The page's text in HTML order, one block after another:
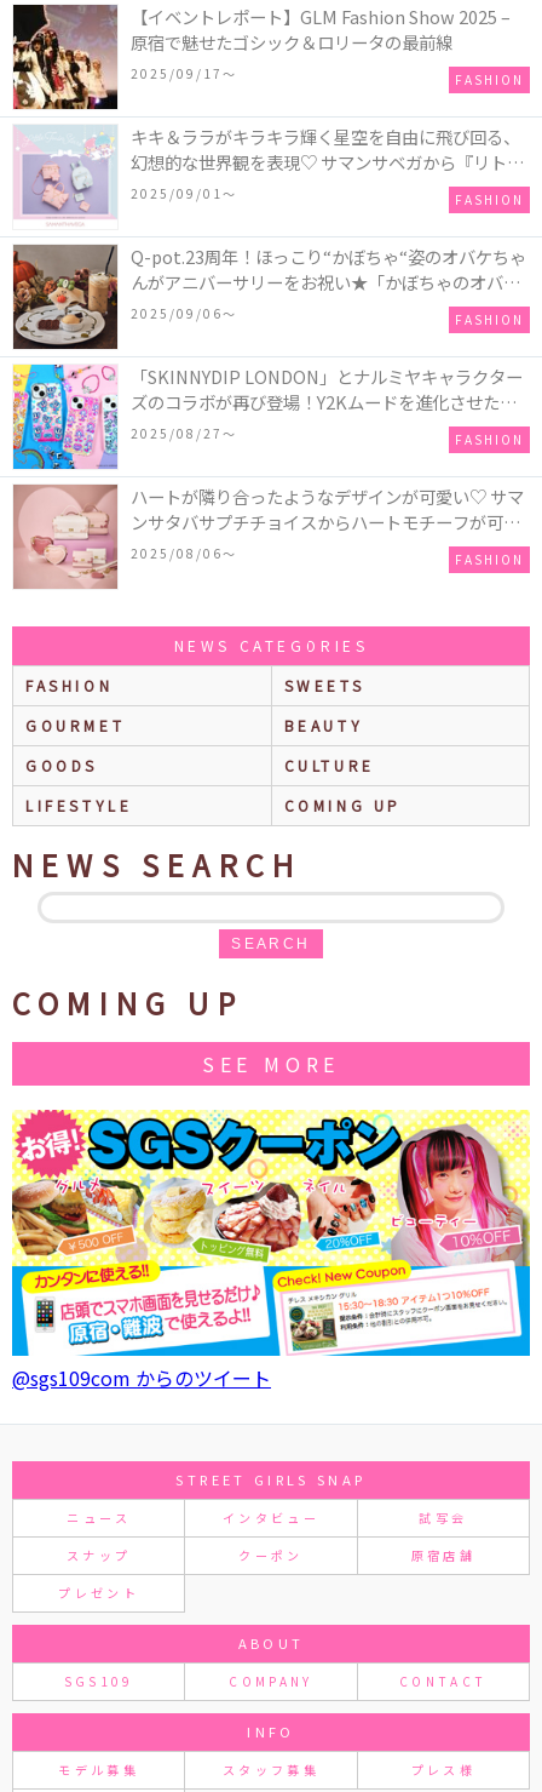
【イベントレポート】GLM Fashion Show 2025 –
原宿で魅せたゴシック＆ロリータの最前線
2025/09/17〜 FASHION
キキ＆ララがキラキラ輝く星空を自由に飛び回る、
幻想的な世界観を表現♡ サマンサベガから『リトル
ツインスターズ』50周年アニバーサリーイヤー』を
2025/09/01〜 FASHION
Q-pot.23周年！ほっこり“かぼちゃ“姿のオバケちゃ
んがアニバーサリーをお祝い★「かぼちゃのオバケ
ーキアクセサリー」が新発売！Q-pot CAFE.では
「かぼちゃのオバケーキプレート」も登場
2025/09/06〜 FASHION
「SKINNYDIP LONDON」とナルミヤキャラクター
ズのコラボが再び登場！Y2Kムードを進化させた新
作コレクションを発売♪
2025/08/27〜 FASHION
ハートが隣り合ったようなデザインが可愛い♡ サマ
ンサタバサプチチョイスからハートモチーフが可愛
いHeart Collectionが発売！
2025/08/06〜 FASHION
NEWS CATEGORIES
FASHION
SWEETS
GOURMET
BEAUTY
GOODS
CULTURE
LIFESTYLE
COMING UP
NEWS SEARCH
SEARCH
COMING UP
SEE MORE
@sgs109com からのツイート
STREET GIRLS SNAP
ニュース インタビュー 試写会
スナップ クーポン 原宿店舗
プレゼント
ABOUT
SGS109 COMPANY CONTACT
INFO
モデル募集 スタッフ募集 プレス様